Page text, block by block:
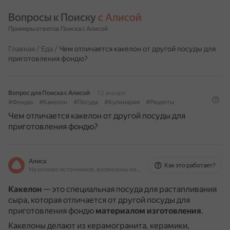
Вопросы к Поиску с Алисой
Примеры ответов Поиска с Алисой
Главная / Еда / Чем отличается какелон от другой посуды для
приготовления фондю?
Вопрос для Поиска с Алисой
12 января
#Фондю
#Какелон #Посуда #Кулинария #Рецепты
Чем отличается какелон от другой посуды для
приготовления фондю?
Алиса
На основе источников, возможны неточности
Как это работает?
Какелон — это специальная посуда для растапливания
сыра, которая отличается от другой посуды для
приготовления фондю материалом изготовления.
Какелоны делают из керамогранита, керамики,